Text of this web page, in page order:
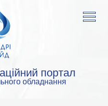
портал
обладнання